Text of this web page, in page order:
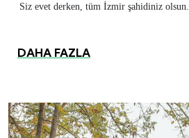
Siz evet derken, tüm İzmir şahidiniz olsun.
DAHA FAZLA